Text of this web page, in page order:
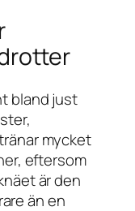
bland just
mycket
eftersom
är den
än en